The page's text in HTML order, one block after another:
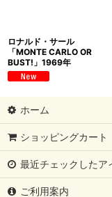
ロナルド・サール
「MONTE CARLO OR
BUST!」1969年
ホーム
ショッピングカート
最近チェックしたア
ご利用案内